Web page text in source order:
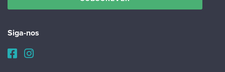
Siga-nos